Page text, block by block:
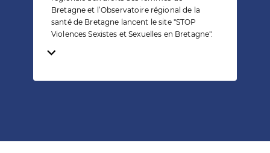
Bretagne et l’Observatoire régional de la
santé de Bretagne lancent le site "STOP
Violences Sexistes et Sexuelles en Bretagne".
Temps de lecture